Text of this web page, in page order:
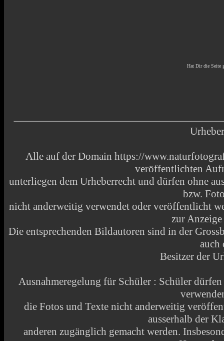
Hat Dir die Seite
Alle auf der Domain https://
veröffentlichten
unterliegen dem Urheberrecht und dürfen ohne
bzw.
nicht anderweitig verwendet oder veröffentlicht
zur
Die entsprechenden Bildautoren sind in der
auch
Besitzer der
Ausnahmeregelung für Schüler : Schüler
die Fotos und Texte nicht anderweitig
ausserhalb der
anderen zugänglich gemacht werden.